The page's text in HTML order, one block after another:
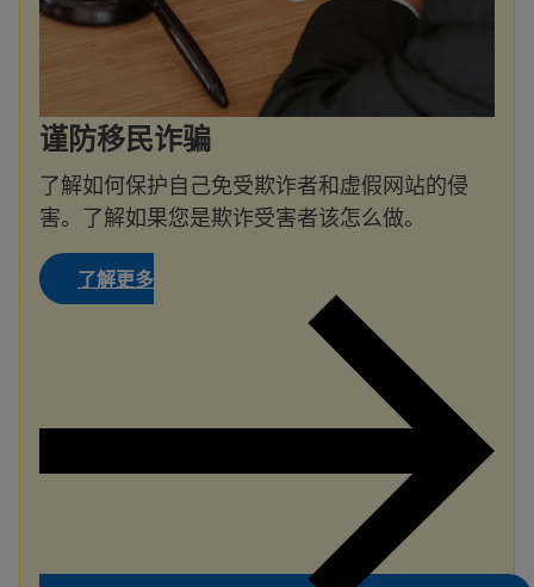
谨防移民诈骗
了解如何保护自己免受欺诈者和虚假网站的侵
害。了解如果您是欺诈受害者该怎么做。
了解更多